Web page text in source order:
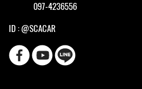
097-4236556
ID : @SCACAR